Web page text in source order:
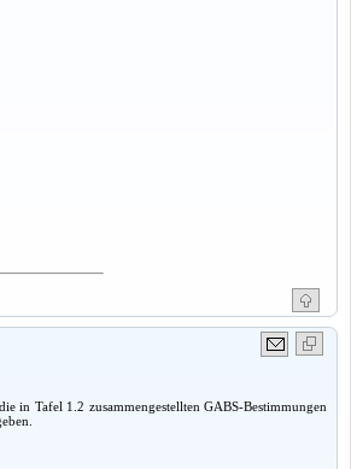
in Tafel 1.2 zusammengestellten GABS-Bestimmungen